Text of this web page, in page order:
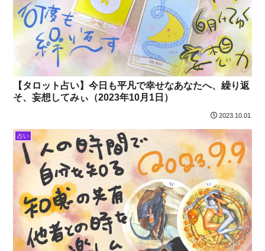
【タロット占い】今日も平凡で幸せなあなたへ、繰り返
そ、妄想してみぃ（2023年10月1日）
2023.10.01
占い